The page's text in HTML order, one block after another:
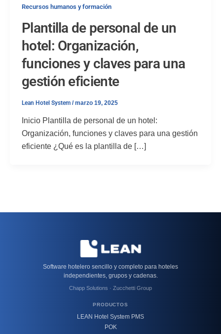
Recursos humanos y formación
Plantilla de personal de un
hotel: Organización,
funciones y claves para una
gestión eficiente
Lean Hotel System /marzo 19, 2025
Inicio Plantilla de personal de un hotel:
Organización, funciones y claves para una gestión
eficiente ¿Qué es la plantilla de […]
Software hotelero sencillo y completo para hoteles
independientes, grupos y cadenas.
Chapp Solutions · Zucchetti Group
PRODUCTOS
LEAN Hotel System PMS
POK